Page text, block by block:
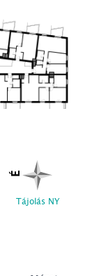
É
Tájolás NY